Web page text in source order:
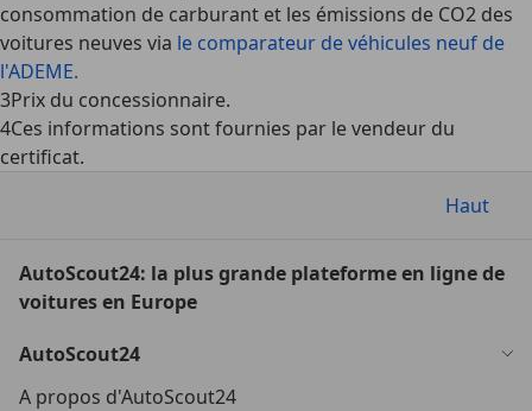
consommation de carburant et les émissions de CO2 des
voitures neuves via le comparateur de véhicules neuf de
l'ADEME.
3Prix du concessionnaire.
4Ces informations sont fournies par le vendeur du
certificat.
Haut
AutoScout24: la plus grande plateforme en ligne de
voitures en Europe
AutoScout24
A propos d'AutoScout24